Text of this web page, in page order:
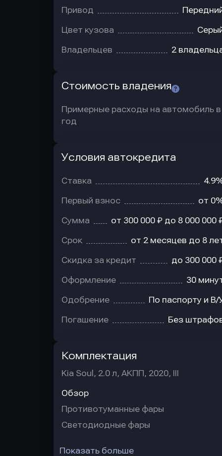
Привод
Цвет кузова
Владельцев 2
Стоимость владения
Примерные расходы на автомобиль в
год
Условия автокредита
Ставка
Первый взнос от
Сумма от 300 000 ₽ до 8 000 000
Срок от 2 месяцев до 8
Скидка за кредит до 300 000
Оформление 30
Одобрение По паспорту и В/
Погашение Без
Комплектация
Kia Soul, 2.0 л, АКПП, 2020, III
Обзор
Противотуманные фары
Светодиодные фары
Показать больше